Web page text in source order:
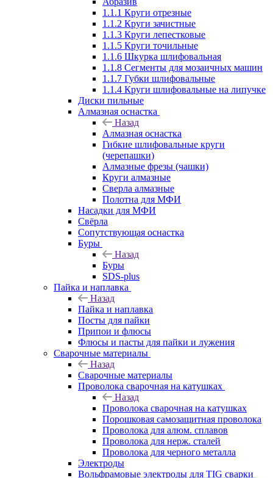
1.1.1 Круги отрезные
1.1.2 Круги зачистные
1.1.3 Круги лепестковые
1.1.5 Круги точильные
1.1.6 Шкурка шлифовальная
1.1.8 Сегменты для мозаичных машин
1.1.7 Губки шлифовальные
1.1.4 Круги шлифовальные на липучке
Диски пильные
Алмазная оснастка
Назад
Алмазная оснастка
Гибкие шлифовальные круги
(черепашки)
Алмазные фрезы (чашки)
Круги алмазные
Сверла алмазные
Полотна для МФИ
Насадки для МФИ
Свёрла
Сопутствующая оснастка
Буры
Назад
Буры
SDS-plus
Пайка и наплавка
Назад
Пайка и наплавка
Посты для пайки
Припои и флюсы
Флюсы и пасты для пайки и лужения
Сварочные материалы
Назад
Сварочные материалы
Проволока сварочная на катушках
Назад
Проволока сварочная на катушках
Порошковая самозащитная проволока
Проволока для алюм. сплавов
Проволока для нерж. сталей
Проволока для черного металла
Электроды
Вольфрамовые электроды для TIG сварки